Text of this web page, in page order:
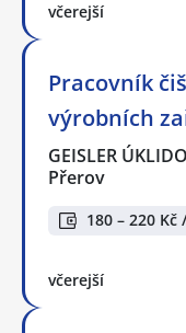
včerejší
Pracovník
výrobních
GEISLER
Přerov
180 – 220 Kč
včerejší